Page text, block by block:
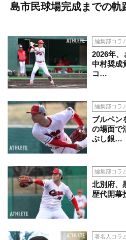
島市民球場完成までの軌
編集部コラ
2026年、
中村奨成
コ…
編集部コラ
ブルペン
の場面で
ぶし銀…
編集部コラ
北別府、
歴代開幕
著名人コラ